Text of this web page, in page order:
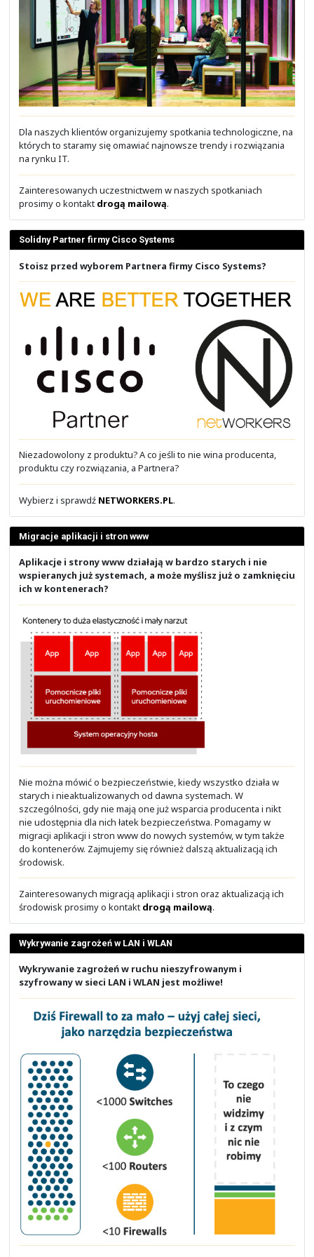
użyciem rozwiązań Cisco Systems i Red Hat.
poszczególnych protokołach, jak i całych
wykorzystywanych do automatyzacji centrów
aplikacyjnych, chmur prywatnych, publicznych i
całej infrastruktury sieciowej.
Poruszyliśmy każdy z tych obszarów niezależnie,
jednym w pełni zautomatyzowanym organizmem.
temat m.in. Cisco ACI, Cisco NSO, Cisco DNA (Cisco
Cisco SD-WAN, Cisco ISE, Cisco Stealthwatch (Cisco
Analytics), Cisco Tetration (Cisco Secure
AppDynamics, Red Hat CloudForms, Red Hat
Platform, Red Hat Satellite oraz Storware.
Na obrazku powyżej widąć zdjęcia z PLNOG23, który
Krakowie w 2019 roku.
Obecnie głównie staramy się organizować swoje
technologiczne. Spokojnie potrafimy wypełnić agendę
nawet kilka. Stąd na konferencjach w roli sponsora
rzadziej.
Na obrazku powyżej widać kilka zdjęć z organizowanych
spotkań technologicznych.
Historia może krótka, ale gdyby ktoś Was kiedyś
pionierem "zielonej kultury", to już wiecie!
A czemu nasz ekonomiczny i przyjazny środowisku
specjalnego przeznaczenia "Henryk" nie jest
stosowany? Za pewne stoi za tym jakaś teoria
ale zużywał on na pewno o wiele mniej prądu
dzisiejszych pojazdów elektrycznych i hybrydowych, jak
zerową emisję szkodliwych gazów.
Najwyraźniej świat nie jest jeszcze na niego gotowy.
Bardzo dużo projektów i wydarzeń zostało w tej historii
sposób opisać wszystkiego, a też byłoby tego zbyt wiele.
Na koniec warto pamiętać, że nasze doświadczenie
W latach 2000-2010 nasi pracownicy mieli styczność
tamtym okresie sieciami osiedlowymi i małymi ISP,
swoje pierwsze umiejętności.